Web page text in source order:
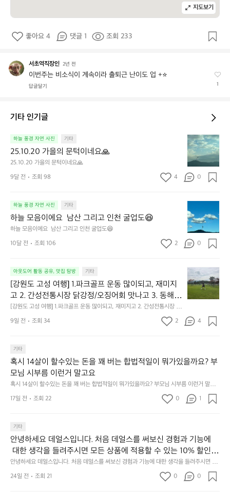
지도보기
좋아요 4 댓글 1 조회 233
서
초
인
서초역직장인 2년 전
이번주는 비소식이 계속이라 출퇴근 난이도 업 +⭐️
답글달기 1
기타 인기글
하늘 풍경 자연 사진 기타
25.10.20 가을의 문턱이네요🙏
25.10.20 가을의 문턱이네요🙏
2
5.
1
0.
2
을
의
문
턱
이
요
🙏
9달 전 조회 98 4 0
하늘 풍경 자연 사진 기타
하늘 모음이에요  남산 그리고 인천 굴업도😆
하늘 모음이에요  남산 그리고 인천 굴업도😆
늘
모
음
이
남
산
그
인
도
10달 전 조회 106 2 0
아웃도어 활동 공유, 맛집 탐방 기타
[강원도 고성 여행] 1.파크골프 운동 많이되고, 재미지
고 2. 간성전통시장 닭강정/오징어회 맛나고 3. 동해
앞바다 모듬회 기가막히고 4. 모듬곱창 쏘주한잔 혀를
내두르고 5. 썬셋에 취하고 ~
[강원도 고성 여행] 1.파크골프 운동 많이되고, 재미지고 2. 간성전통시장 닭
강정/오징어회 맛나고 3. 동해 앞바다 모듬회 기가막히고 4. 모듬곱창 쏘주
한잔 혀를 내두르고 5. 썬셋에 취하고 ~
[강
원
도
고
여
크
프
운
동
고,
재
미
지
고
9일 전 조회 34 2 4
기타
혹시 14살이 할수있는 돈을 꽤 버는 합법적일이 뭐가있을까요? 부
모님 시부름 이런거 말고요
혹시 14살이 할수있는 돈을 꽤 버는 합법적일이 뭐가있을까요? 부모님 시부름 이런거 말고
17일 전
조회 22 0 1
기타
안녕하세요 데얼스입니다. 처음 데얼스를 써보신 경험과 기능에
대한 생각을 들려주시면 모든 상품에 적용할 수 있는 10% 할인
쿠폰을 드립니다.  1분이면 끝낼 수 있으니 참여하시고 혜택받아
가세요 :)  하기의 링크 클릭 후 작성하시면 됩니다. https://docs.g
oogle.com/forms/d/e/1FAIpQLSfSU5C-euRse0uUKR3Rp1ibf1aC
안녕하세요 데얼스입니다. 처음 데얼스를 써보신 경험과 기능에 대한 생각을 들려주시면 모
든 상품에 적용할 수 있는 10% 할인 쿠폰을 드립니다.  1분이면 끝낼 수 있으니 참여하시고
혜택받아가세요 :)  하기의 링크 클릭 후 작성하시면 됩니다. https://docs.google.com/for
24일 전 조회 21 0 0